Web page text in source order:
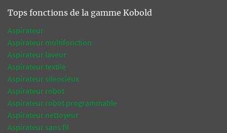
Tops fonctions de la gamme Kobold
Aspirateur
Aspirateur multifonction
Aspirateur laveur
Aspirateur textile
Aspirateur silencieux
Aspirateur robot
Aspirateur robot programmable
Aspirateur nettoyeur
Aspirateur sans fil